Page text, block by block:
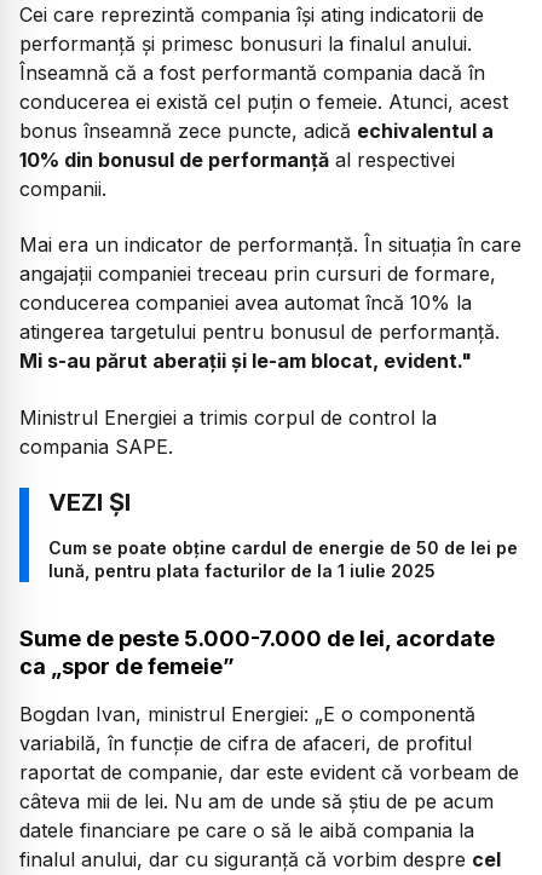
Cei care reprezintă compania își ating indicatorii de
performanță și primesc bonusuri la finalul anului.
Înseamnă că a fost performantă compania dacă în
conducerea ei există cel puțin o femeie. Atunci, acest
bonus înseamnă zece puncte, adică echivalentul a
10% din bonusul de performanță al respectivei
companii.
Mai era un indicator de performanță. În situația în care
angajații companiei treceau prin cursuri de formare,
conducerea companiei avea automat încă 10% la
atingerea targetului pentru bonusul de performanță.
Mi s-au părut aberații și le-am blocat, evident."
Ministrul Energiei a trimis corpul de control la
compania SAPE.
Cum se poate obține cardul de energie de 50 de lei pe
lună, pentru plata facturilor de la 1 iulie 2025
Sume de peste 5.000-7.000 de lei, acordate
ca „spor de femeie”
Bogdan Ivan, ministrul Energiei: „E o componentă
variabilă, în funcție de cifra de afaceri, de profitul
raportat de companie, dar este evident că vorbeam de
câteva mii de lei. Nu am de unde să știu de pe acum
datele financiare pe care o să le aibă compania la
finalul anului, dar cu siguranță că vorbim despre cel